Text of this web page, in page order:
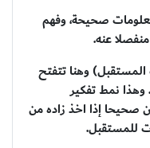
صحيحة، وفهم
عنه.
وهنا تتفتح
نمط تفكير
صحيحا إذا اخذ زاده من
للمستقبل.